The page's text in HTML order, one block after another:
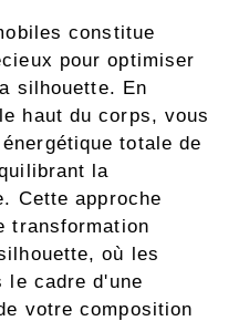
constitue
pour optimiser
silhouette. En
haut du corps, vous
totale de
la
Cette approche
transformation
où les
le cadre d'une
votre composition